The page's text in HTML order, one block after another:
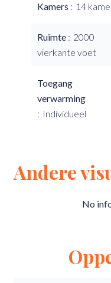
Kamers 14
Ruimte
2000
vierkante voet
Toegang
verwarming
Individueel
Andere
No